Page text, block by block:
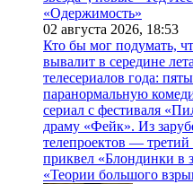
«Одержимость»
02 августа 2026, 18:53
Кто бы мог подумать,
вывалит в середине
телесериалов года:
паранормальную
сериал с фестиваля
драму «Фейк». Из
телепроектов —
приквел «Блондинки в
«Теории большого